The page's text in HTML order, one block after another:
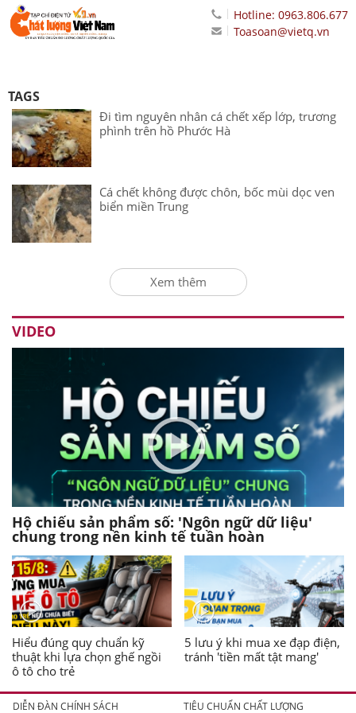
Hotline: 0963.806.677
Toasoan@vietq.vn
TAGS
Đi tìm nguyên nhân cá chết xếp lớp, trương
phình trên hồ Phước Hà
Cá chết không được chôn, bốc mùi dọc ven
biển miền Trung
Xem thêm
VIDEO
Hộ chiếu sản phẩm số: 'Ngôn ngữ dữ liệu'
chung trong nền kinh tế tuần hoàn
Hiểu đúng quy chuẩn kỹ
thuật khi lựa chọn ghế ngồi
ô tô cho trẻ
5 lưu ý khi mua xe đạp điện,
tránh 'tiền mất tật mang'
DIỄN ĐÀN CHÍNH SÁCH TIÊU CHUẨN CHẤT LƯỢNG